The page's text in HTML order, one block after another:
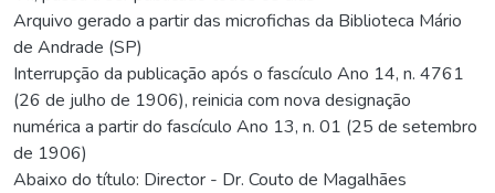
Arquivo gerado a partir das microfichas da Biblioteca Mário
de Andrade (SP)
Interrupção da publicação após o fascículo Ano 14, n. 4761
(26 de julho de 1906), reinicia com nova designação
numérica a partir do fascículo Ano 13, n. 01 (25 de setembro
de 1906)
Abaixo do título: Director - Dr. Couto de Magalhães